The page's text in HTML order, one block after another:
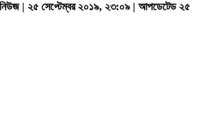
নিউজ | ২৫ সেপ্টেম্বর ২০১৯, ২৩:০৯ | আপডেটেড ২৫